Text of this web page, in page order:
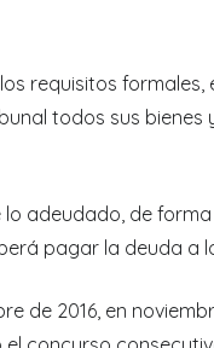
requisitos formales,
todos sus
adeudado, de forma
pagar la deuda a
de 2016, en